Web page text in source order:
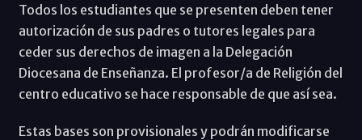
Todos los estudiantes que se presenten deben tener
autorización de sus padres o tutores legales para
ceder sus derechos de imagen a la Delegación
Diocesana de Enseñanza. El profesor/a de Religión del
centro educativo se hace responsable de que así sea.
Estas bases son provisionales y podrán modificarse